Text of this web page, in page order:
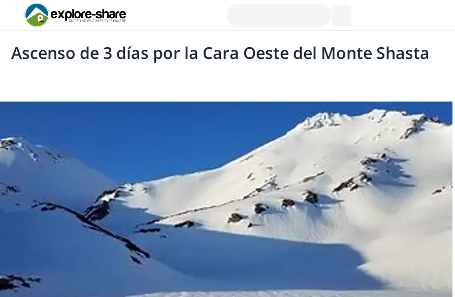
Ascenso de 3 días por la Cara Oeste del Monte Shasta